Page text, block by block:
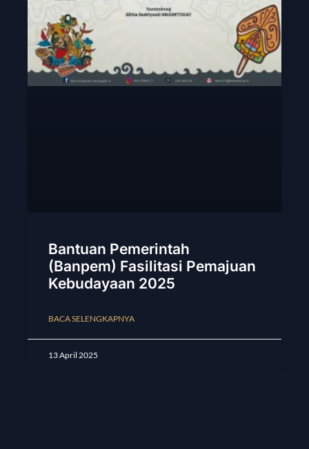
Bantuan Pemerintah
(Banpem) Fasilitasi Pemajuan
Kebudayaan 2025
BACA SELENGKAPNYA
13 April 2025